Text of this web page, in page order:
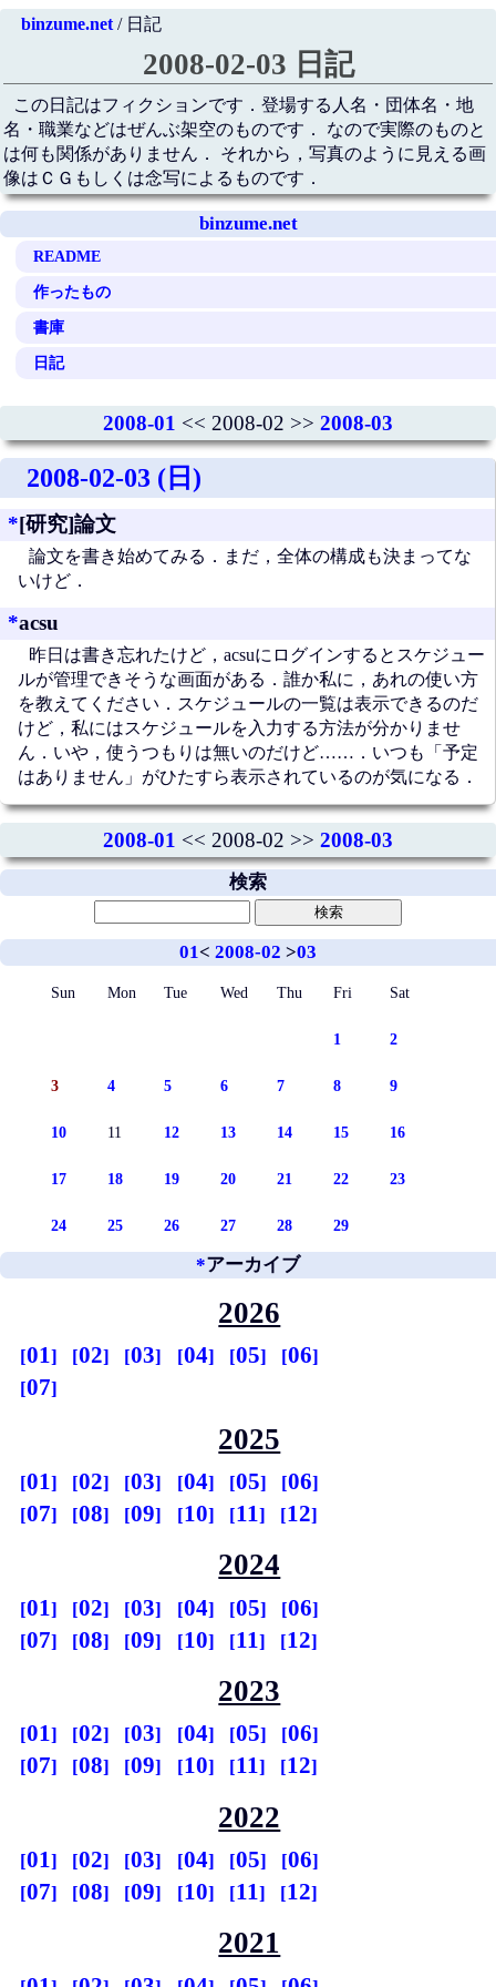
binzume.net/ 日記
2008-02-03 日記
この日記はフィクションです．登場する人名・団体名・地
名・職業などはぜんぶ架空のものです． なので実際のものと
は何も関係がありません． それから，写真のように見える画
像はＣＧもしくは念写によるものです．
binzume.net
README
作ったもの
書庫
日記
2008-01 << 2008-02 >> 2008-03
2008-02-03 (日)
*[研究]論文
論文を書き始めてみる．まだ，全体の構成も決まってな
いけど．
*acsu
昨日は書き忘れたけど，acsuにログインするとスケジュー
ルが管理できそうな画面がある．誰か私に，あれの使い方
を教えてください．スケジュールの一覧は表示できるのだ
けど，私にはスケジュールを入力する方法が分かりませ
ん．いや，使うつもりは無いのだけど……．いつも「予定
はありません」がひたすら表示されているのが気になる．
2008-01 << 2008-02 >> 2008-03
検索
01< 2008-02 >03
Sun Mon Tue Wed Thu Fri Sat
1 2
3 4 5 6 7 8 9
10 11 12 13 14 15 16
17 18 19 20 21 22 23
24 25 26 27 28 29
*アーカイブ
2026
01 02 03 04 05
06
07
2025
01 02 03 04 05
06
07
08 09 10 11 12
2024
01 02 03 04 05
06
07
08 09 10 11 12
2023
01 02 03 04 05
06
07
08 09 10 11 12
2022
01 02 03 04 05
06
07
08 09 10 11 12
2021